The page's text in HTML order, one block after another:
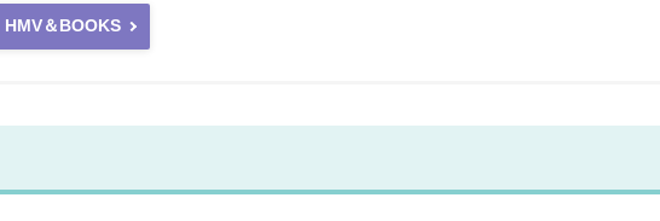
HMV＆BOOKS